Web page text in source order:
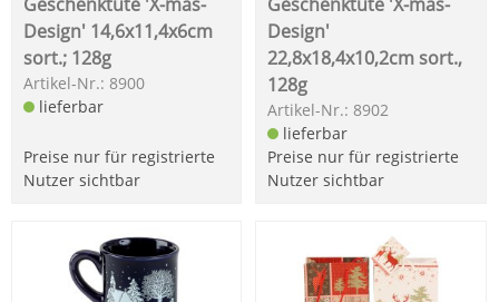
Design' 14,6x11,4x6cm
sort.; 128g
Artikel-Nr.: 8900
lieferbar
Preise nur für registrierte
Nutzer sichtbar
Design'
22,8x18,4x10,2cm sort.,
128g
Artikel-Nr.: 8902
lieferbar
Preise nur für registrierte
Nutzer sichtbar